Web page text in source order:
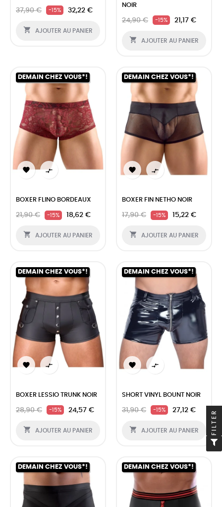
37,90 € -15% 32,22 €
 AJOUTER AU PANIER
NOIR
24,90 € -15% 21,17 €
 AJOUTER AU PANIER
DEMAIN CHEZ VOUS*!
 
BOXER FLINO BORDEAUX
21,90 € -15% 18,62 €
 AJOUTER AU PANIER
DEMAIN CHEZ VOUS*!
 
BOXER FIN NETHO NOIR
17,90 € -15% 15,22 €
 AJOUTER AU PANIER
DEMAIN CHEZ VOUS*!
 
BOXER LESSIO TRUNK NOIR
28,90 € -15% 24,57 €
 AJOUTER AU PANIER
DEMAIN CHEZ VOUS*!
 
SHORT VINYL BOUNT NOIR
31,90 € -15% 27,12 €
 AJOUTER AU PANIER
DEMAIN CHEZ VOUS*! DEMAIN CHEZ VOUS*!
FILTER